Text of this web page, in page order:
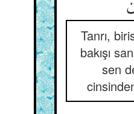
Tanrı,
bakışı
sen